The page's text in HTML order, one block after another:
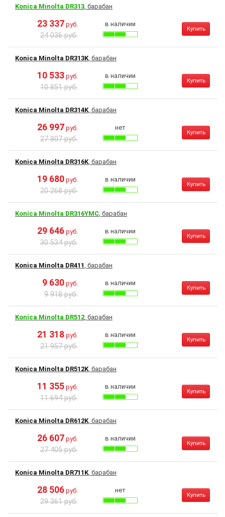
Konica Minolta DR313, барабан
23 337 руб.
24 036 руб.
в наличии
Купить
Konica Minolta DR313K, барабан
10 533 руб.
10 851 руб.
в наличии
Купить
Konica Minolta DR314K, барабан
26 997 руб.
27 807 руб.
нет
Купить
Konica Minolta DR316K, барабан
19 680 руб.
20 268 руб.
в наличии
Купить
Konica Minolta DR316YMC, барабан
29 646 руб.
30 534 руб.
в наличии
Купить
Konica Minolta DR411, барабан
9 630 руб.
9 918 руб.
в наличии
Купить
Konica Minolta DR512, барабан
21 318 руб.
21 957 руб.
в наличии
Купить
Konica Minolta DR512K, барабан
11 355 руб.
11 694 руб.
в наличии
Купить
Konica Minolta DR612K, барабан
26 607 руб.
27 405 руб.
в наличии
Купить
Konica Minolta DR711K, барабан
28 506 руб.
29 361 руб.
нет
Купить